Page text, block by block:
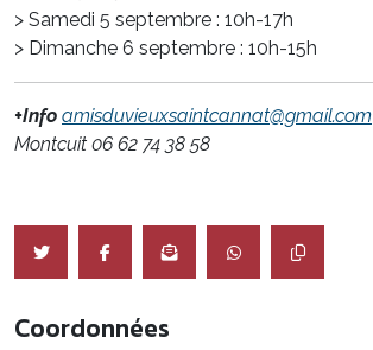
> Samedi 5 septembre : 10h-17h
> Dimanche 6 septembre : 10h-15h
+Info amisduvieuxsaintcannat@gmail.com
Montcuit 06 62 74 38 58
Coordonnées